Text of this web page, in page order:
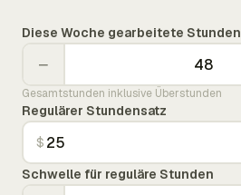
Diese Woche gearbeitete Stunden
−
Gesamtstunden inklusive Überstunden
Regulärer Stundensatz
$
Schwelle für reguläre Stunden